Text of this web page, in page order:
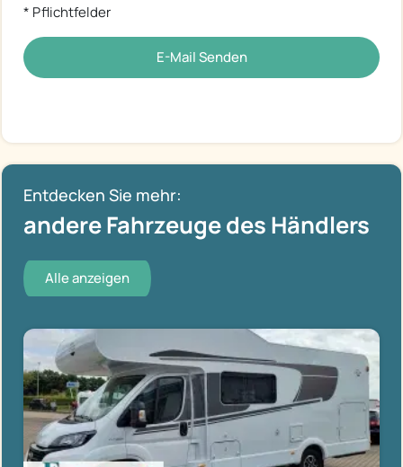
* Pflichtfelder
E-Mail Senden
Entdecken Sie mehr:
andere Fahrzeuge des Händlers
Alle anzeigen